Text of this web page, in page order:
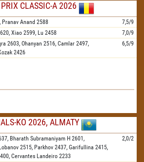
CLASSIC-A 2026
Pranav Anand 2588
7,5/9
Xiao 2599, Lu 2458
7,0/9
2603, Ohanyan 2516, Camlar 2497,
2426
6,5/9
KO 2026, ALMATY
Bharath Subramaniyam H 2601,
Lobanov 2515, Parkhov 2437, Garifullina 2415,
Cervantes Landeiro 2233
2,0/2